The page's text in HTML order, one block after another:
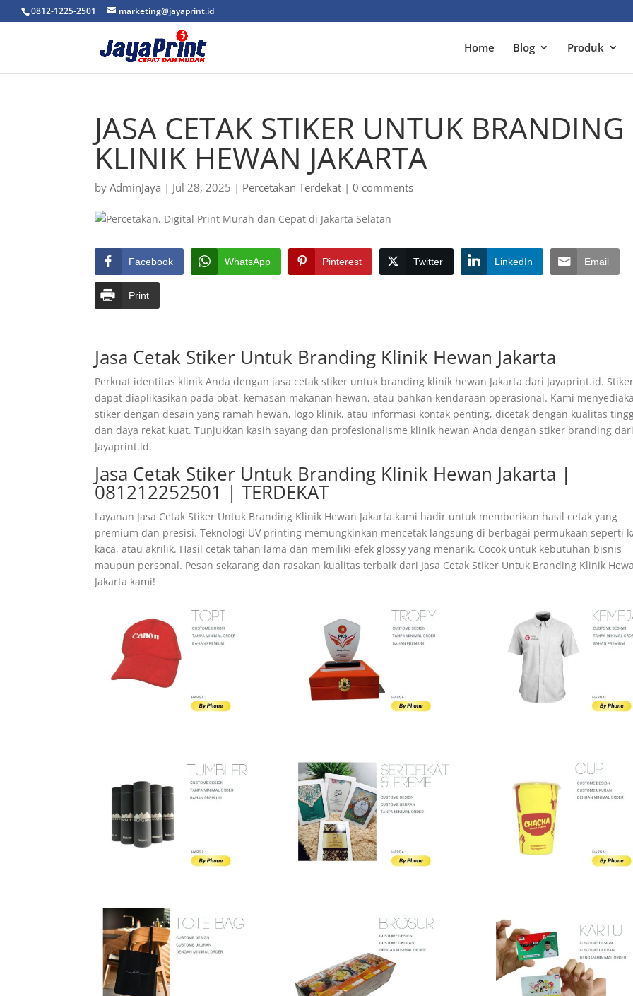
0812-1225-2501 marketing@jayaprint.id
Home Blog Produk
JASA CETAK STIKER UNTUK BRANDING
KLINIK HEWAN JAKARTA
byAdminJaya | Jul 28, 2025 | Percetakan Terdekat |0 comments
Facebook WhatsApp Pinterest Twitter LinkedIn Email
Print
Jasa Cetak Stiker Untuk Branding Klinik Hewan Jakarta
Perkuat identitas klinik Anda dengan jasa cetak stiker untuk branding klinik hewan Jakarta dari Jayaprint.id.
dapat diaplikasikan pada obat, kemasan makanan hewan, atau bahkan kendaraan operasional. Kami
stiker dengan desain yang ramah hewan, logo klinik, atau informasi kontak penting, dicetak dengan kualitas
dan daya rekat kuat. Tunjukkan kasih sayang dan profesionalisme klinik hewan Anda dengan stiker branding
Jayaprint.id.
Jasa Cetak Stiker Untuk Branding Klinik Hewan Jakarta |
081212252501 | TERDEKAT
Layanan Jasa Cetak Stiker Untuk Branding Klinik Hewan Jakarta kami hadir untuk memberikan hasil cetak yang
premium dan presisi. Teknologi UV printing memungkinkan mencetak langsung di berbagai permukaan seperti
kaca, atau akrilik. Hasil cetak tahan lama dan memiliki efek glossy yang menarik. Cocok untuk kebutuhan bisnis
maupun personal. Pesan sekarang dan rasakan kualitas terbaik dari Jasa Cetak Stiker Untuk Branding Klinik
Jakarta kami!